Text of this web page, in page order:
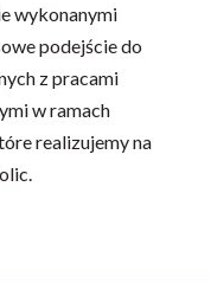
wykonanymi
podejście do
z pracami
w ramach
realizujemy na